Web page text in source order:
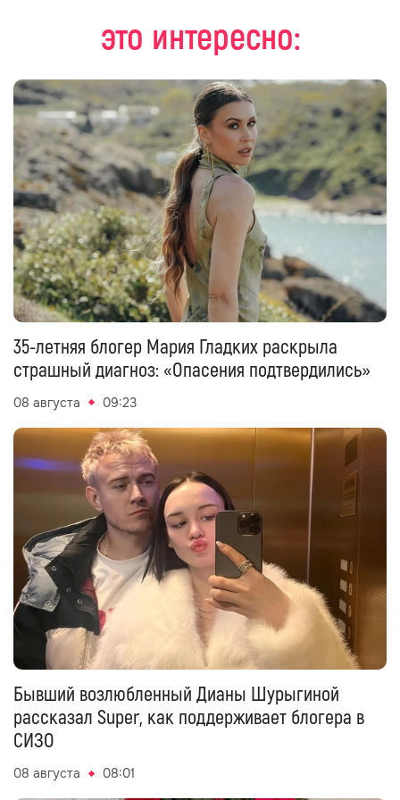
это интересно:
35-летняя блогер Мария Гладких раскрыла
страшный диагноз: «Опасения подтвердились»
08 августа 09:23
Бывший возлюбленный Дианы Шурыгиной
рассказал Super, как поддерживает блогера в
СИЗО
08 августа 08:01